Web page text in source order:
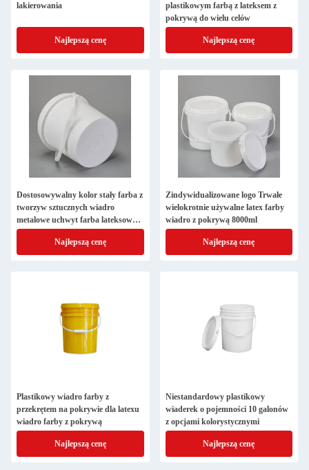
lakierowania
Najlepszą cenę
plastikowym farbą z lateksem z
pokrywą do wielu celów
Najlepszą cenę
Dostosowywalny kolor stały farba z
tworzyw sztucznych wiadro
metalowe uchwyt farba lateksowa
1000ml
Najlepszą cenę
Zindywidualizowane logo Trwałe
wielokrotnie używalne latex farby
wiadro z pokrywą 8000ml
Najlepszą cenę
Plastikowy wiadro farby z
przekrętem na pokrywie dla latexu
wiadro farby z pokrywą
Najlepszą cenę
Niestandardowy plastikowy
wiaderek o pojemności 10 galonów
z opcjami kolorystycznymi
Najlepszą cenę